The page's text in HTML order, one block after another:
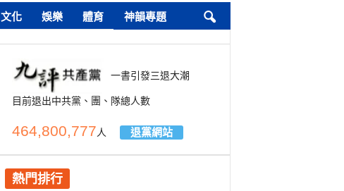
文化 娛樂 體育 神韻專題
一書引發三退大潮
目前退出中共黨、團、隊總人數
464,800,777人 退黨網站
熱門排行